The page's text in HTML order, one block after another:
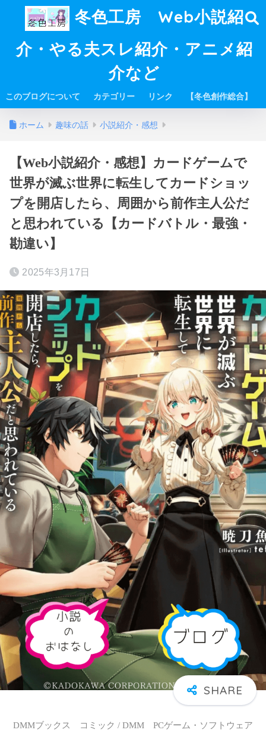
冬色工房 Web小説紹
介・やる夫スレ紹介・アニメ紹
介など
このブログについて カテゴリー リンク 【冬色創作総合】
ホーム 趣味の話 小説紹介・感想
【Web小説紹介・感想】カードゲームで
世界が滅ぶ世界に転生してカードショッ
プを開店したら、周囲から前作主人公だ
と思われている【カードバトル・最強・
勘違い】
2025年3月17日
DMMブックス コミック / DMM PCゲーム・ソフトウェア